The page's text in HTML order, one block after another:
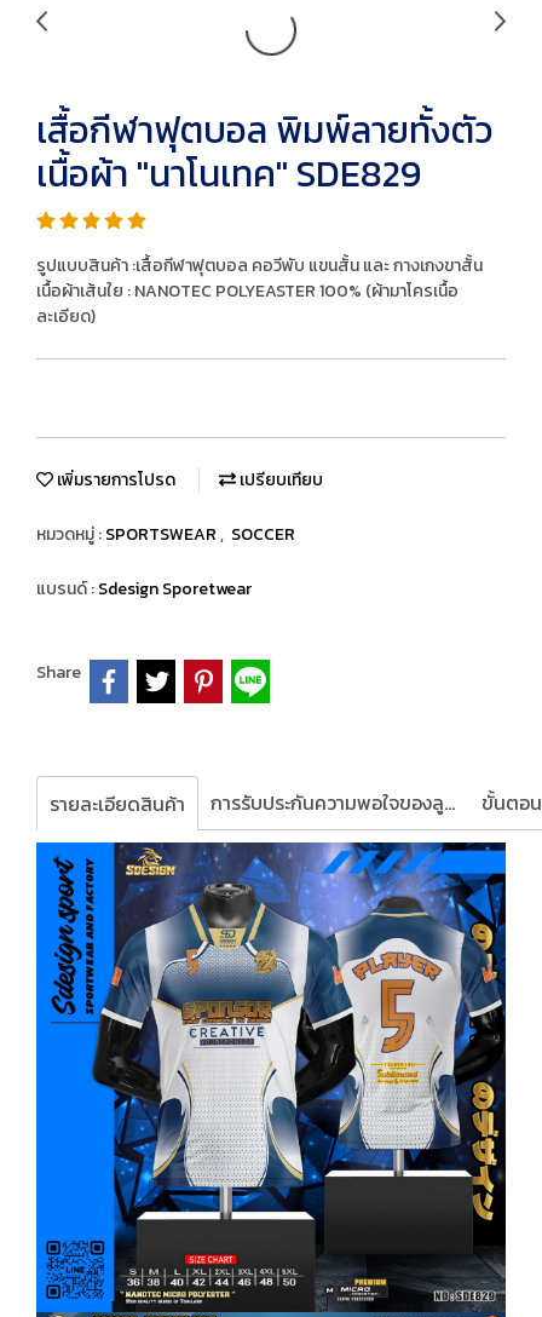
เสื้อกีฬาฟุตบอล พิมพ์ลายทั้งตัว
เนื้อผ้า "นาโนเทค" SDE829
รูปแบบสินค้า :เสื้อกีฬาฟุตบอล คอวีพับ แขนสั้น และ กางเกงขาสั้น
เนื้อผ้าเส้นใย : NANOTEC POLYEASTER 100% (ผ้ามาโครเนื้อ
ละเอียด)
เพิ่มรายการโปรด เปรียบเทียบ
หมวดหมู่ :SPORTSWEAR, SOCCER
แบรนด์ :Sdesign Sporetwear
Share
รายละเอียดสินค้า การรับประกันความพอใจของลูกค้า